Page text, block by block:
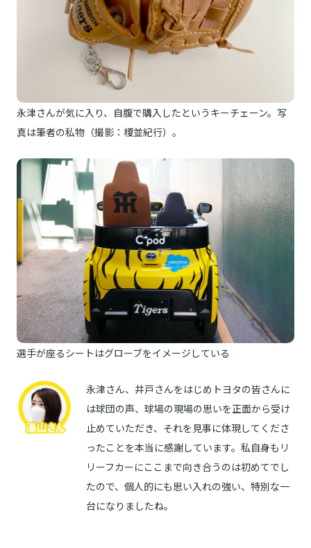
永津さんが気に入り、自腹で購入したというキーチェーン。写
真は筆者の私物（撮影：榎並紀行）。
選手が座るシートはグローブをイメージしている
永津さん、井戸さんをはじめトヨタの皆さんに
は球団の声、球場の現場の思いを正面から受け
止めていただき、それを見事に体現してくださ
ったことを本当に感謝しています。私自身もリ
リーフカーにここまで向き合うのは初めてでし
たので、個人的にも思い入れの強い、特別な一
台になりましたね。